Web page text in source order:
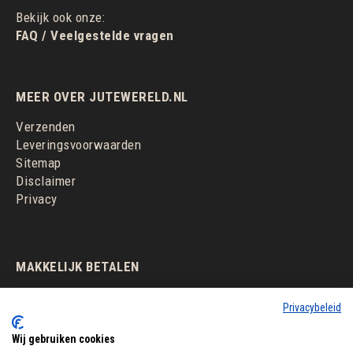
Bekijk ook onze:
FAQ / Veelgestelde vragen
MEER OVER JUTEWERELD.NL
Verzenden
Leveringsvoorwaarden
Sitemap
Disclaimer
Privacy
MAKKELIJK BETALEN
Privacybeleid
Wij gebruiken cookies